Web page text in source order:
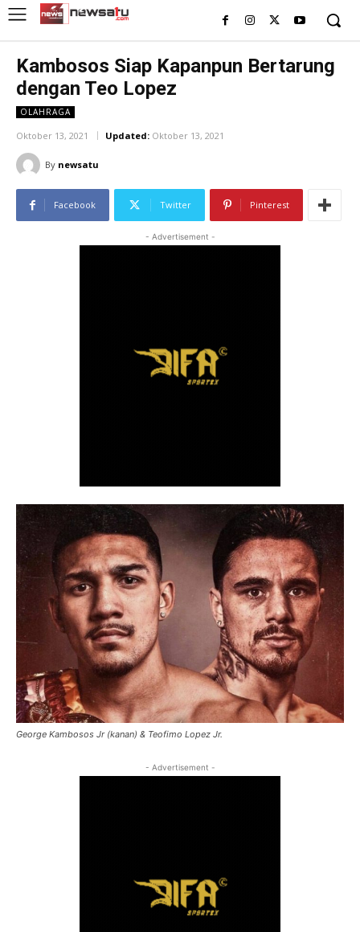
Kambosos Siap Kapanpun Bertarung
dengan Teo Lopez
OLAHRAGA
Oktober 13, 2021 Updated: Oktober 13, 2021
By newsatu
Facebook Twitter Pinterest
- Advertisement -
George Kambosos Jr (kanan) & Teofimo Lopez Jr.
- Advertisement -